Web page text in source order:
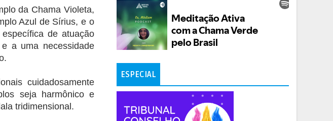
da Chama Violeta,
Azul de Sírius, e o
de atuação
a uma necessidade
cuidadosamente
seja harmônico e
tridimensional.
ESPECIAL